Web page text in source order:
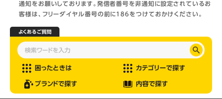
通知をお願いしております。発信者番号を非通知に設定されているお
客様は、フリーダイヤル番号の前に186をつけておかけください。
よくあるご質問
困ったときは カテゴリーで探す
ブランドで探す 内容で探す